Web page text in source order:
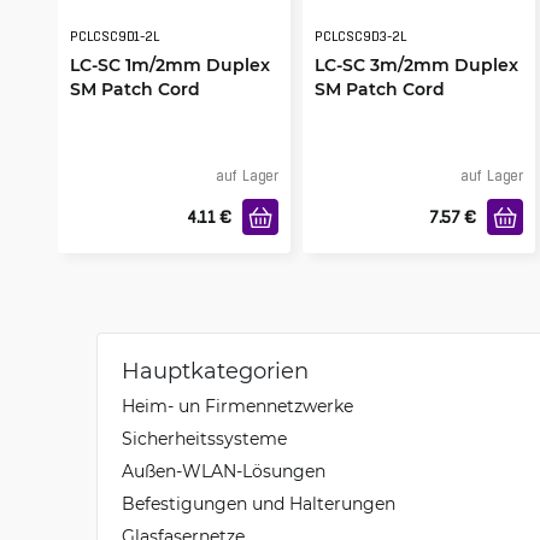
PCLCSC9D1-2L
LC-SC 1m/2mm Duplex
SM Patch Cord
auf Lager
4.11 €
PCLCSC9D3-2L
LC-SC 3m/2mm Duplex
SM Patch Cord
auf Lager
7.57 €
Hauptkategorien
Heim- un Firmennetzwerke
Sicherheitssysteme
Außen-WLAN-Lösungen
Befestigungen und Halterungen